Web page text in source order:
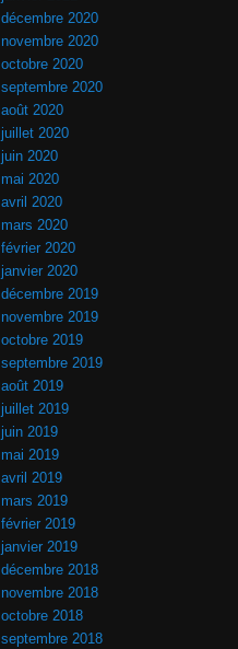
décembre 2020
novembre 2020
octobre 2020
septembre 2020
août 2020
juillet 2020
juin 2020
mai 2020
avril 2020
mars 2020
février 2020
janvier 2020
décembre 2019
novembre 2019
octobre 2019
septembre 2019
août 2019
juillet 2019
juin 2019
mai 2019
avril 2019
mars 2019
février 2019
janvier 2019
décembre 2018
novembre 2018
octobre 2018
septembre 2018